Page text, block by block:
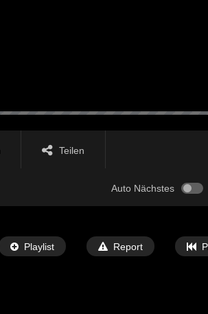
Teilen
Auto Nächstes
Playlist Report